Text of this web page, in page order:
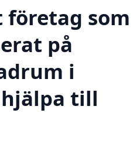
företag som
på
i
till